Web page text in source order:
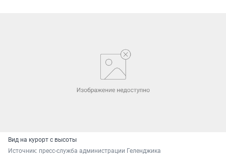
Вид на курорт с высоты
Источник: пресс-служба администрации Геленджика